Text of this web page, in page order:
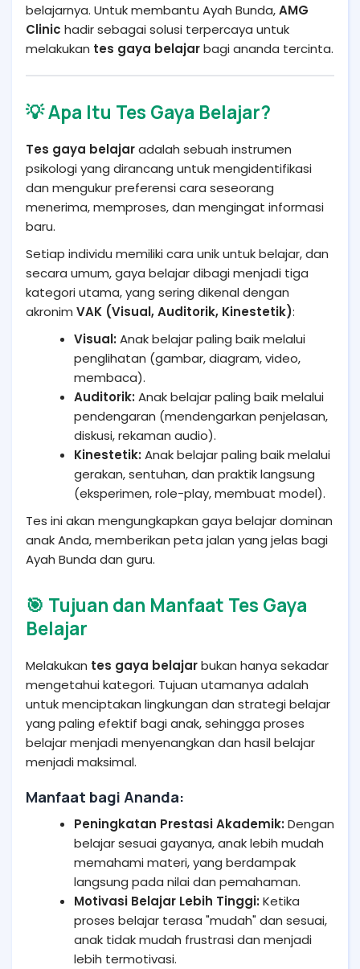
belajarnya. Untuk membantu Ayah Bunda,AMG
Clinic hadir sebagai solusi terpercaya untuk
melakukan tes gaya belajarbagi ananda tercinta.
💡 Apa Itu Tes Gaya Belajar?
Tes gaya belajaradalah sebuah instrumen
psikologi yang dirancang untuk mengidentifikasi
dan mengukur preferensi cara seseorang
menerima, memproses, dan mengingat informasi
baru.
Setiap individu memiliki cara unik untuk belajar, dan
secara umum, gaya belajar dibagi menjadi tiga
kategori utama, yang sering dikenal dengan
akronim VAK (Visual, Auditorik, Kinestetik):
Visual: Anak belajar paling baik melalui
penglihatan (gambar, diagram, video,
membaca).
Auditorik: Anak belajar paling baik melalui
pendengaran (mendengarkan penjelasan,
diskusi, rekaman audio).
Kinestetik: Anak belajar paling baik melalui
gerakan, sentuhan, dan praktik langsung
(eksperimen, role-play, membuat model).
Tes ini akan mengungkapkan gaya belajar dominan
anak Anda, memberikan peta jalan yang jelas bagi
Ayah Bunda dan guru.
🎯 Tujuan dan Manfaat Tes Gaya
Belajar
Melakukan tes gaya belajarbukan hanya sekadar
mengetahui kategori. Tujuan utamanya adalah
untuk menciptakan lingkungan dan strategi belajar
yang paling efektif bagi anak, sehingga proses
belajar menjadi menyenangkan dan hasil belajar
menjadi maksimal.
Manfaat bagi Ananda:
Peningkatan Prestasi Akademik: Dengan
belajar sesuai gayanya, anak lebih mudah
memahami materi, yang berdampak
langsung pada nilai dan pemahaman.
Motivasi Belajar Lebih Tinggi: Ketika
proses belajar terasa "mudah" dan sesuai,
anak tidak mudah frustrasi dan menjadi
lebih termotivasi.